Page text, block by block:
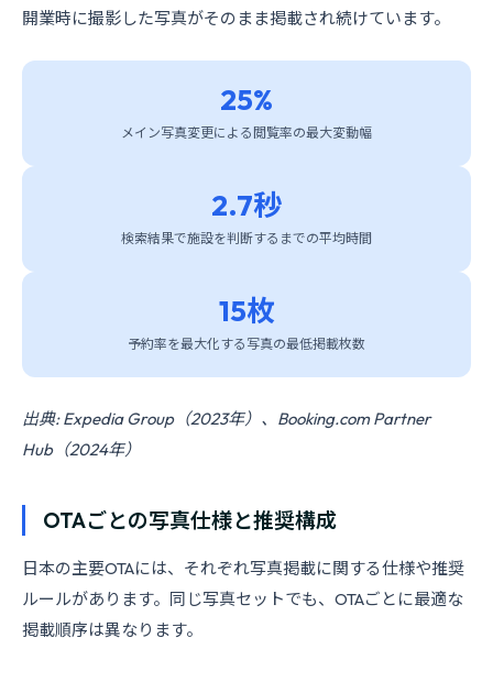
開業時に撮影した写真がそのまま掲載され続けています。
25%
メイン写真変更による閲覧率の最大変動幅
2.7秒
検索結果で施設を判断するまでの平均時間
15枚
予約率を最大化する写真の最低掲載枚数
出典: Expedia Group（2023年）、Booking.com Partner
Hub（2024年）
OTAごとの写真仕様と推奨構成
日本の主要OTAには、それぞれ写真掲載に関する仕様や推奨
ルールがあります。同じ写真セットでも、OTAごとに最適な
掲載順序は異なります。